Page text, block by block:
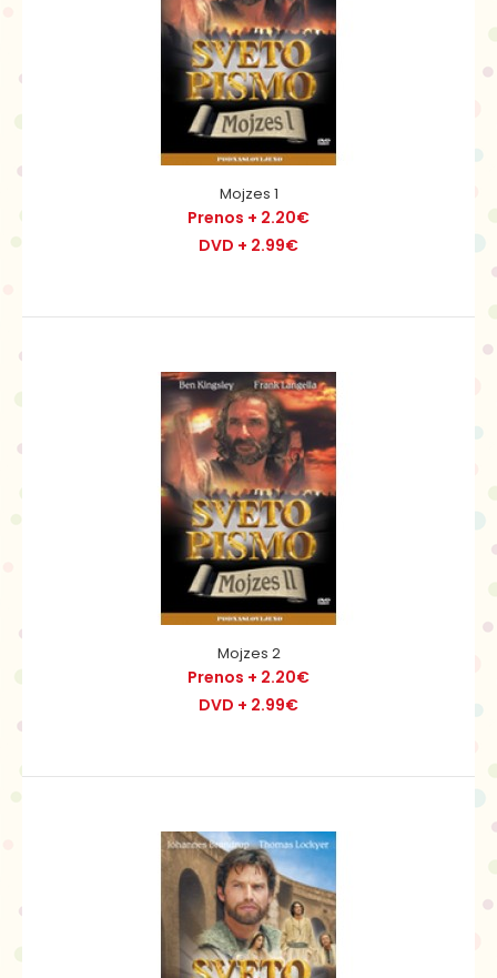
DVD + 2.99€
Jakobovega sina Jožefa bratje prodajo v suženjstvo. Pri
bogatem Egipčanu Potifarju napreduje na viso..
Jožef 2
Prenos + 2.20€
DVD + 2.99€
Mojzes 1
Prenos + 2.20€
DVD + 2.99€
Mojzes 2
Prenos + 2.20€
DVD + 2.99€